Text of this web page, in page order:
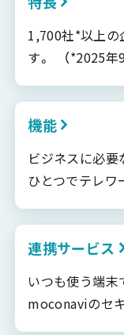
1,700社*以上の
す。 （*2025年
機能
ビジネスに必
ひとつでテレワ
連携サービス
いつも使う端末
moconaviのセ